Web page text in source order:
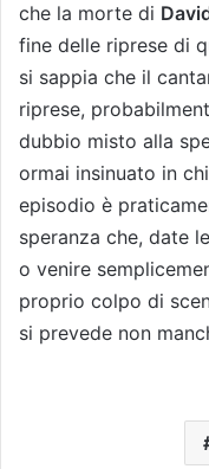
che la morte di
fine delle riprese di
si sappia che il
riprese,
dubbio misto alla
ormai insinuato in
episodio è
speranza che, date
o venire
proprio colpo di
si prevede non